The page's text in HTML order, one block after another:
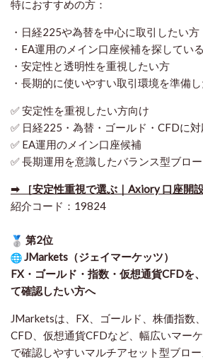
特におすすめの方：
・日経225や為替を中心に取引したい方
・EA運用のメイン口座候補を探してい
・安定性と透明性を重視したい方
・長期的に使いやすい取引環境を準備
✅ 安定性を重視したい方向け
✅ 日経225・為替・ゴールド・CFDに
✅ EA運用のメイン口座候補
✅ 長期運用を意識したバランス型ブロ
➡ ［安定性重視で選ぶ｜Axiory 口座開設
紹介コード：19824
第2位
JMarkets（ジェイマーケッツ）
FX・ゴールド・指数・仮想通貨CFDを
て確認したい方へ
JMarketsは、FX、ゴールド、株価指数
CFD、仮想通貨CFDなど、幅広いマー
で確認しやすいマルチアセット型ブロー